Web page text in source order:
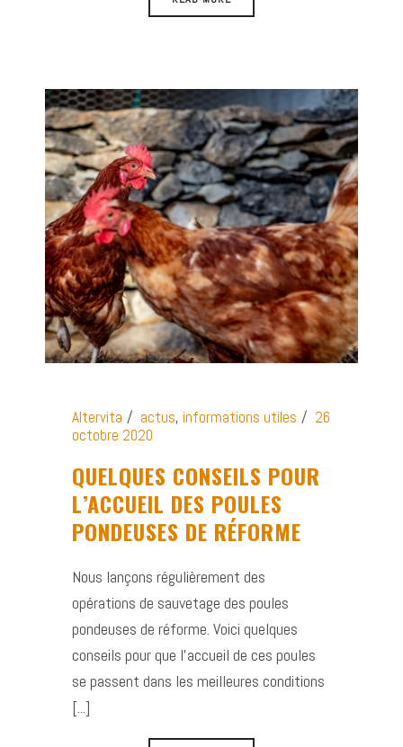
Altervita actus, informations utiles
26
octobre 2020
QUELQUES CONSEILS POUR
L’ACCUEIL DES POULES
PONDEUSES DE RÉFORME
Nous lançons régulièrement des
opérations de sauvetage des poules
pondeuses de réforme. Voici quelques
conseils pour que l’accueil de ces poules
se passent dans les meilleures conditions
[...]